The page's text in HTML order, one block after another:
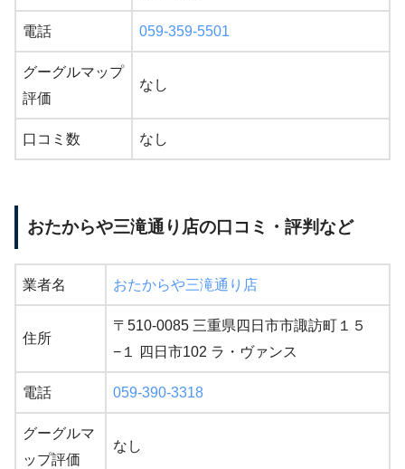
電話 059-359-5501
グーグルマップ
評価
なし
口コミ数 なし
おたからや三滝通り店の口コミ・評判など
業者名 おたからや三滝通り店
住所
〒510-0085 三重県四日市市諏訪町１５
−１ 四日市102 ラ・ヴァンス
電話 059-390-3318
グーグルマ
ップ評価
なし